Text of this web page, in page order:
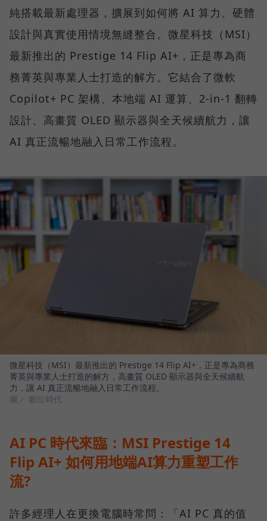
純搭載最新處理器，擴展到如何將 AI 算力、硬體
設計與真實使用情境無縫整合。微星科技（MSI）
最新推出的 Prestige 14 Flip AI+，正是專為商
務菁英與專業人士打造的解方。它結合了微軟
Copilot+ PC 架構、本地端 AI 運算、2-in-1 翻轉
設計、高畫質 OLED 顯示器與全天候續航力，讓
AI 真正流暢地融入日常工作流程。
微星科技（MSI）最新推出的 Prestige 14 Flip AI+，正是專為商務
菁英與專業人士打造的解方，高畫質 OLED 顯示器與全天候續航
力，讓 AI 真正流暢地融入日常工作流程。
圖／ 數位時代
AI PC 時代來臨：MSI Prestige 14
Flip AI+ 如何用地端AI算力重塑工作
流?
許多經理人在更換電腦時常問：「AI PC 真的值